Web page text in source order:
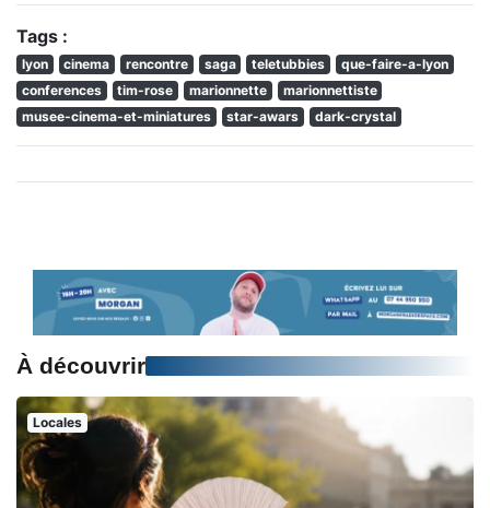
Tags :
lyon cinema rencontre saga teletubbies
que-faire-a-lyon
conferences
tim-rose marionnette
marionnettiste
musee-cinema-et-miniatures
star-awars dark-crystal
À découvrir
Locales